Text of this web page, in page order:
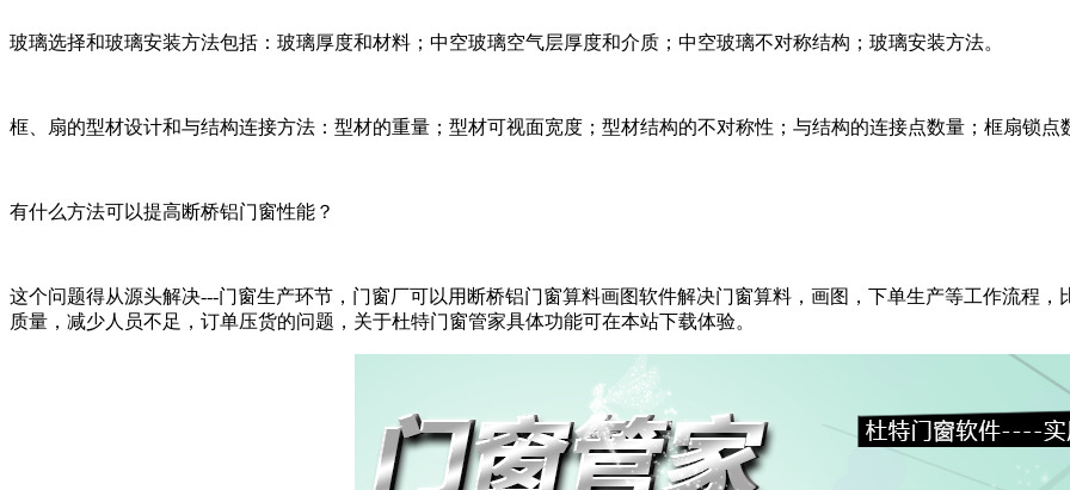
玻璃选择和玻璃安装方法包括：玻璃厚度和材料；中空玻璃空气层厚度和介质；中空玻璃不对称结构；玻璃安装方法。
框、扇的型材设计和与结构连接方法：型材的重量；型材可视面宽度；型材结构的不对称性；与结构的连接点数量；框扇锁点
有什么方法可以提高断桥铝门窗性能？
这个问题得从源头解决---门窗生产环节，门窗厂可以用断桥铝门窗算料画图软件解决门窗算料，画图，下单生产等工作流程，
质量，减少人员不足，订单压货的问题，关于杜特门窗管家具体功能可在本站下载体验。